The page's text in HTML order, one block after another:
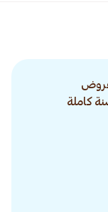
كاملة